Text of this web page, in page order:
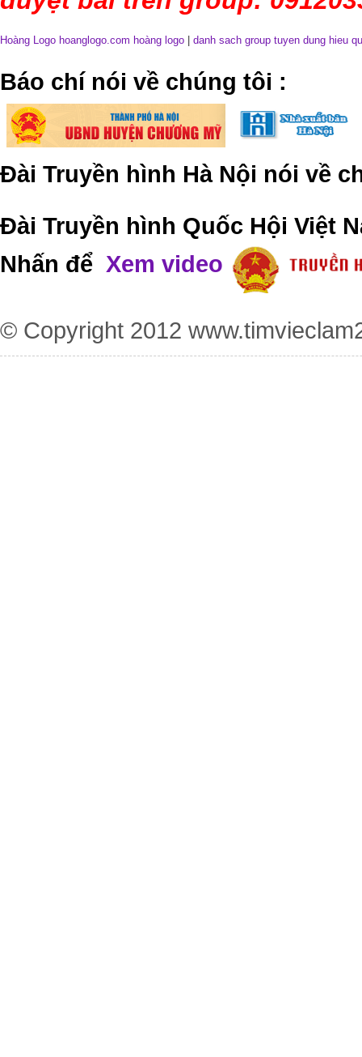
Hoàng Logo hoanglogo.com hoàng logo danh sach group tuyen dung hieu
​Báo chí nói về chúng tôi :
Đài Truyền hình Hà Nội nói về
Đài Truyền hình Quốc Hội Việt
Nhấn để Xem video
© Copyright 2012